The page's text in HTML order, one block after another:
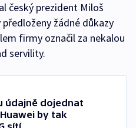
český prezident Miloš
žádné důkazy
firmy označil za nekalou
servility.
údajně dojednat
by tak